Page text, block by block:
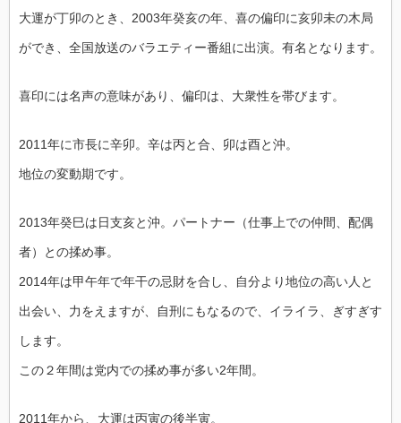
大運が丁卯のとき、2003年癸亥の年、喜の偏印に亥卯未の木局
ができ、全国放送のバラエティー番組に出演。有名となります。
喜印には名声の意味があり、偏印は、大衆性を帯びます。
2011年に市長に辛卯。辛は丙と合、卯は酉と沖。
地位の変動期です。
2013年癸巳は日支亥と沖。パートナー（仕事上での仲間、配偶
者）との揉め事。
2014年は甲午年で年干の忌財を合し、自分より地位の高い人と
出会い、力をえますが 、自刑にもなるので、イライラ、ぎすぎす
します。
この２年間は党内での揉め事が多い2年間。
2011年から、大運は丙寅の後半寅。